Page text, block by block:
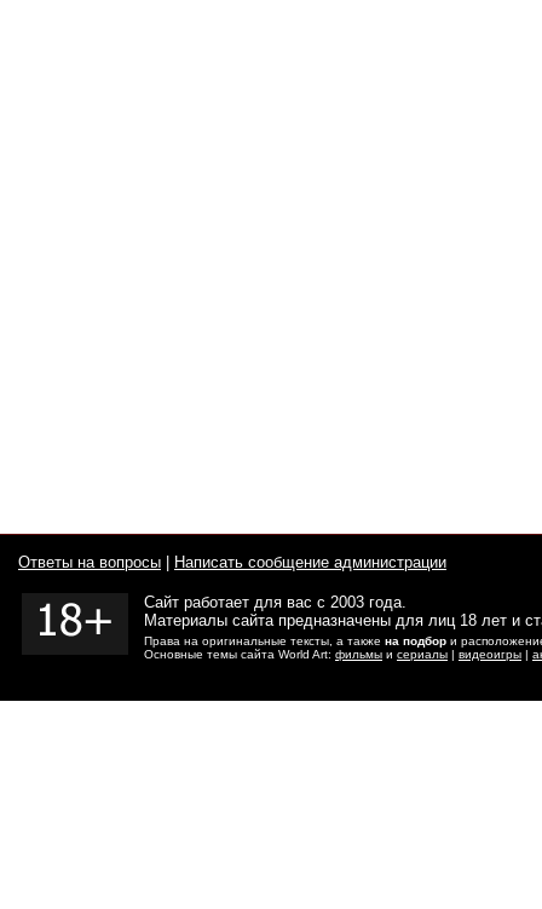
Ответы на вопросы Написать сообщение администрации
Сайт работает для вас с 2003 года.
Материалы сайта предназначены для лиц 18 лет и
Права на оригинальные тексты, а также на подбор и
Основные темы сайта World Art: фильмы и сериалы | видеоигры |